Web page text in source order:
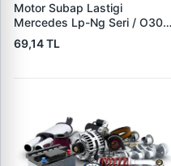
Motor Subap Lastigi
Mercedes Lp-Ng Seri / O302
/ O309 / Unimog / (OM360)
(10X14.6X19/14) | VICTOR
3600530096
69,14 TL